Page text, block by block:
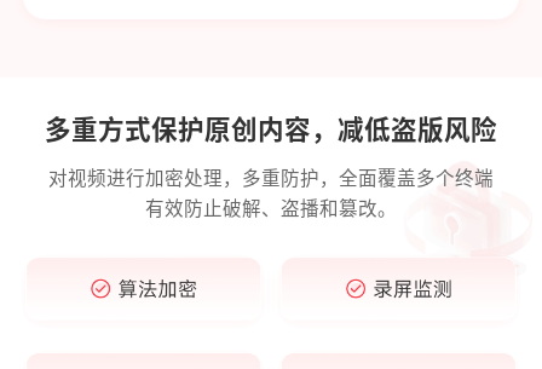
多重方式保护原创内容，减低盗版风险
对视频进行加密处理，多重防护，全面覆盖多个终端
有效防止破解、盗播和篡改。